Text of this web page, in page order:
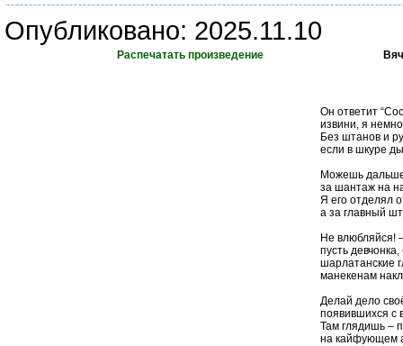
Опубликовано: 2025.11.10
Распечатать произведение
Он ответит
извини, я
Без штанов и
если в шкуре
Можешь
за шантаж на
Я его отделял
а за главный
Не влюбляйся!
пусть
шарлатанские
манекенам
Делай дело
появившихся с
Там глядишь –
на кайфующем